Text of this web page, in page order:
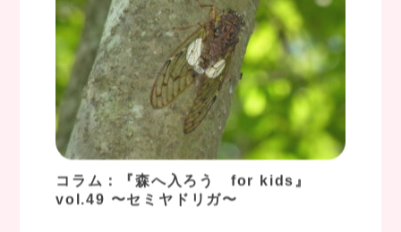
コラム：『森へ入ろう for kids』
vol.49 〜セミヤドリガ〜